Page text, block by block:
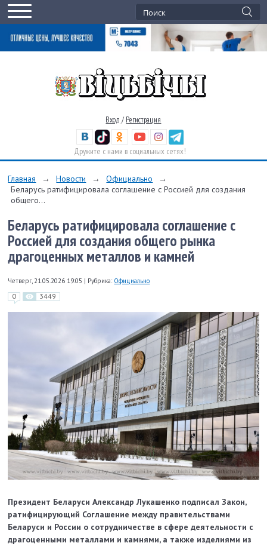
Вход / Регистрация
Дружите с нами в социальных сетях!
Главная → Новости → Официально
→
Беларусь ратифицировала соглашение с Россией для создания
общего...
Беларусь ратифицировала соглашение с
Россией для создания общего рынка
драгоценных металлов и камней
Четверг, 21.05.2026 19:05 | Рубрика: Официально
0 3449
Президент Беларуси Александр Лукашенко подписал Закон,
ратифицирующий Соглашение между правительствами
Беларуси и России о сотрудничестве в сфере деятельности с
драгоценными металлами и камнями, а также изделиями из